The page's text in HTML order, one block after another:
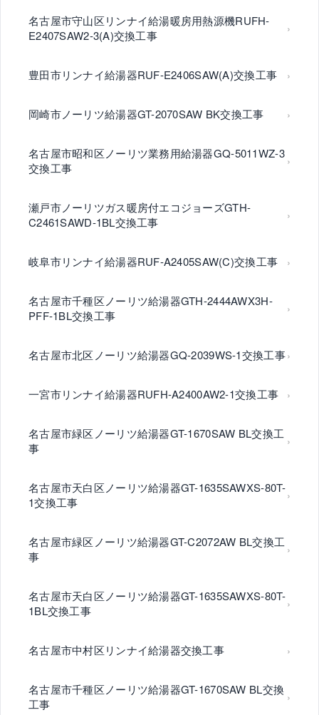
名古屋市守山区リンナイ給湯暖房用熱源機RUFH-
E2407SAW2-3(A)交換工事
豊田市リンナイ給湯器RUF-E2406SAW(A)交換工事
岡崎市ノーリツ給湯器GT-2070SAW BK交換工事
名古屋市昭和区ノーリツ業務用給湯器GQ-5011WZ-3
交換工事
瀬戸市ノーリツガス暖房付エコジョーズGTH-
C2461SAWD-1BL交換工事
岐阜市リンナイ給湯器RUF-A2405SAW(C)交換工事
名古屋市千種区ノーリツ給湯器GTH-2444AWX3H-
PFF-1BL交換工事
名古屋市北区ノーリツ給湯器GQ-2039WS-1交換工事
一宮市リンナイ給湯器RUFH-A2400AW2-1交換工事
名古屋市緑区ノーリツ給湯器GT-1670SAW BL交換工
事
名古屋市天白区ノーリツ給湯器GT-1635SAWXS-80T-
1交換工事
名古屋市緑区ノーリツ給湯器GT-C2072AW BL交換工
事
名古屋市天白区ノーリツ給湯器GT-1635SAWXS-80T-
1BL交換工事
名古屋市中村区リンナイ給湯器交換工事
名古屋市千種区ノーリツ給湯器GT-1670SAW BL交換
工事